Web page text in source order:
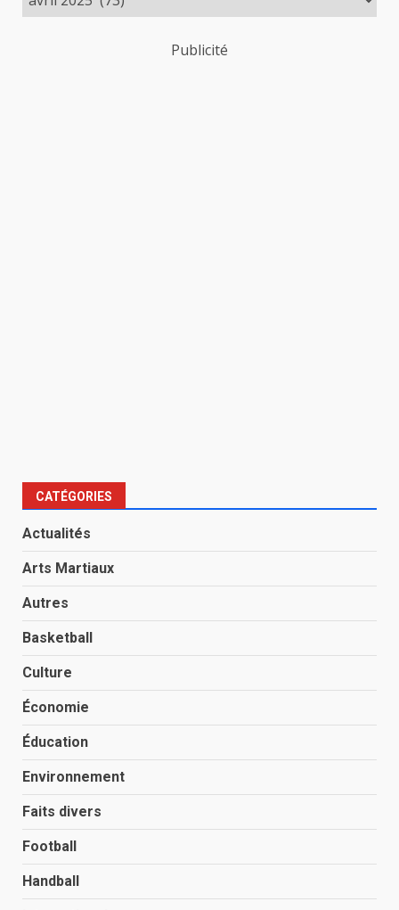
publications
Publicité
CATÉGORIES
Actualités
Arts Martiaux
Autres
Basketball
Culture
Économie
Éducation
Environnement
Faits divers
Football
Handball